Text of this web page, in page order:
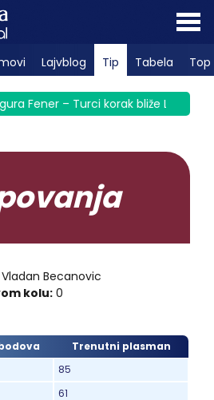
Lajvblog Tip Tabela Top
Fener – Turci korak bliže Ligi
Vladan Becanovic
kolu: 0
Trenutni plasman
85
61